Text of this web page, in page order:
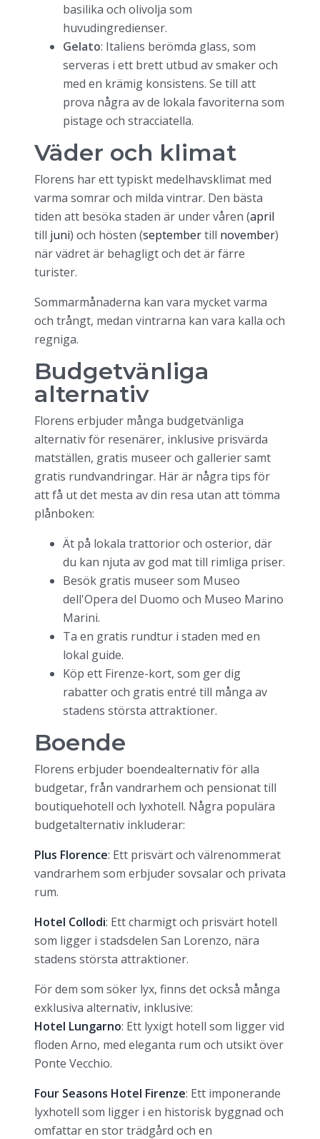
basilika och olivolja som
huvudingredienser.
Gelato: Italiens berömda glass, som
serveras i ett brett utbud av smaker och
med en krämig konsistens. Se till att
prova några av de lokala favoriterna som
pistage och stracciatella.
Väder och klimat
Florens har ett typiskt medelhavsklimat med
varma somrar och milda vintrar. Den bästa
tiden att besöka staden är under våren (april
till juni) och hösten (septembertill november)
när vädret är behagligt och det är färre
turister.
Sommarmånaderna kan vara mycket varma
och trångt, medan vintrarna kan vara kalla och
regniga.
Budgetvänliga
alternativ
Florens erbjuder många budgetvänliga
alternativ för resenärer, inklusive prisvärda
matställen, gratis museer och gallerier samt
gratis rundvandringar. Här är några tips för
att få ut det mesta av din resa utan att tömma
plånboken:
Ät på lokala trattorior och osterior, där
du kan njuta av god mat till rimliga priser.
Besök gratis museer som Museo
dell'Opera del Duomo och Museo Marino
Marini.
Ta en gratis rundtur i staden med en
lokal guide.
Köp ett Firenze-kort, som ger dig
rabatter och gratis entré till många av
stadens största attraktioner.
Boende
Florens erbjuder boendealternativ för alla
budgetar, från vandrarhem och pensionat till
boutiquehotell och lyxhotell. Några populära
budgetalternativ inkluderar:
Plus Florence: Ett prisvärt och välrenommerat
vandrarhem som erbjuder sovsalar och privata
rum.
Hotel Collodi: Ett charmigt och prisvärt hotell
som ligger i stadsdelen San Lorenzo, nära
stadens största attraktioner.
För dem som söker lyx, finns det också många
exklusiva alternativ, inklusive:
Hotel Lungarno: Ett lyxigt hotell som ligger vid
floden Arno, med eleganta rum och utsikt över
Ponte Vecchio.
Four Seasons Hotel Firenze: Ett imponerande
lyxhotell som ligger i en historisk byggnad och
omfattar en stor trädgård och en